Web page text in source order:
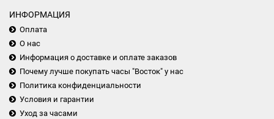
ИНФОРМАЦИЯ
Оплата
О нас
Информация о доставке и оплате заказов
Почему лучше покупать часы "Восток" у нас
Политика конфиденциальности
Условия и гарантии
Уход за часами